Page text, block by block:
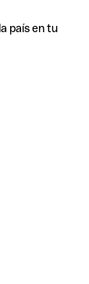
país en tu